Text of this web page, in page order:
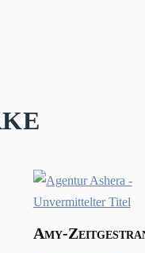
Amy-